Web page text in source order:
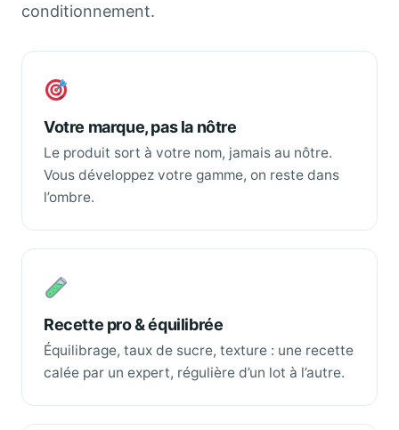
conditionnement.
Votre marque, pas la nôtre
Le produit sort à votre nom, jamais au nôtre.
Vous développez votre gamme, on reste dans
l’ombre.
Recette pro & équilibrée
Équilibrage, taux de sucre, texture : une recette
calée par un expert, régulière d’un lot à l’autre.